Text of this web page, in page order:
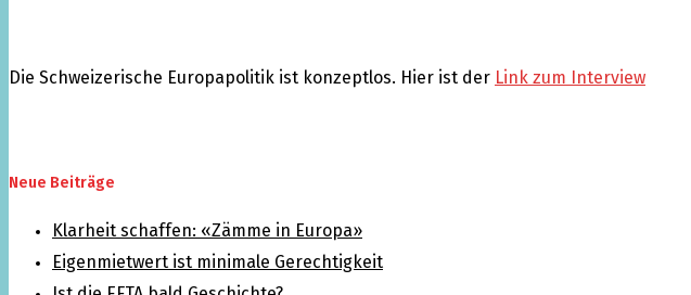
Die Schweizerische Europapolitik ist konzeptlos. Hier ist der Link zum Interview
Neue Beiträge
Klarheit schaffen: «Zämme in Europa»
Eigenmietwert ist minimale Gerechtigkeit